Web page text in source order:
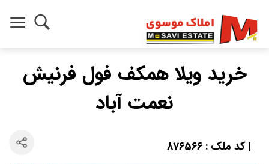
خرید ویلا همکف فول فرنیش
نعمت آباد
| کد ملک : 876566